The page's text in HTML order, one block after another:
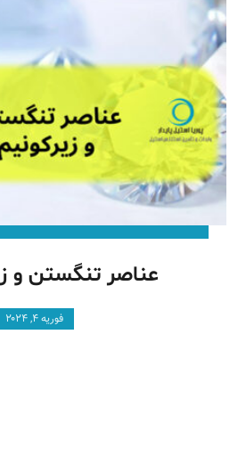
عناصر تنگستن و
فوریه ۴, ۲۰۲۴